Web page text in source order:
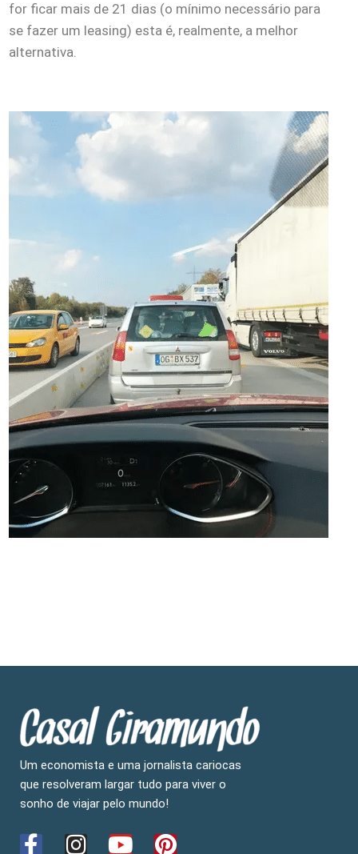
for ficar mais de 21 dias (o mínimo necessário para
se fazer um leasing) esta é, realmente, a melhor
alternativa.
Um economista e uma jornalista cariocas
que resolveram largar tudo para viver o
sonho de viajar pelo mundo!
F
I
Y
P